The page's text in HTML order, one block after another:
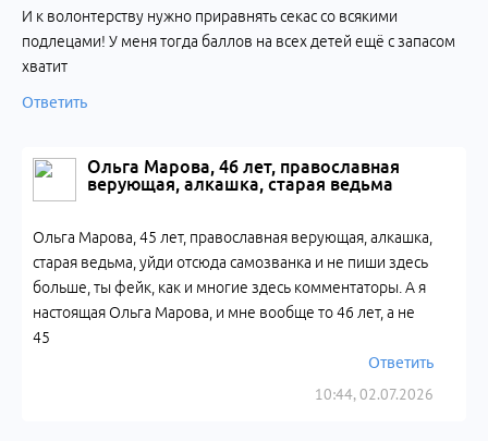
И к волонтерству нужно приравнять секас со всякими
подлецами! У меня тогда баллов на всех детей ещё с запасом
хватит
Ответить
Ольга Марова, 46 лет, православная
верующая, алкашка, старая ведьма
10:44, 02.07.2026
Ольга Марова, 45 лет, православная верующая, алкашка,
старая ведьма, уйди отсюда самозванка и не пиши здесь
больше, ты фейк, как и многие здесь комментаторы. А я
настоящая Ольга Марова, и мне вообще то 46 лет, а не
45
Ответить